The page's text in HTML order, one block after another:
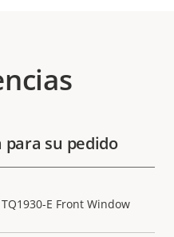
para su pedido
TQ1930-E Front Window